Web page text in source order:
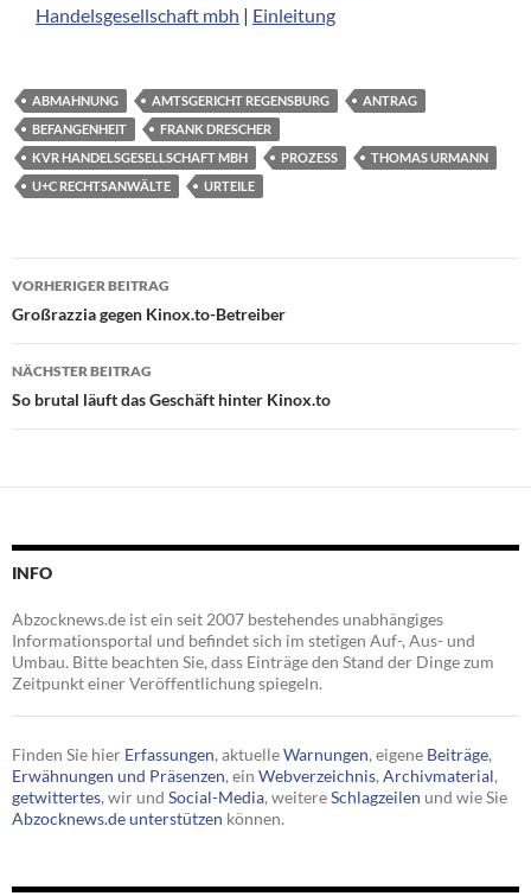
Handelsgesellschaft mbh | Einleitung
ABMAHNUNG AMTSGERICHT REGENSBURG
ANTRAG
BEFANGENHEIT
FRANK DRESCHER
KVR HANDELSGESELLSCHAFT MBH
PROZESS
THOMAS URMANN
U+C RECHTSANWÄLTE
URTEILE
Beitragsnavigation
VORHERIGER BEITRAG
Großrazzia gegen Kinox.to-Betreiber
NÄCHSTER BEITRAG
So brutal läuft das Geschäft hinter Kinox.to
INFO
Abzocknews.de ist ein seit 2007 bestehendes unabhängiges
Informationsportal und befindet sich im stetigen Auf-, Aus- und
Umbau. Bitte beachten Sie, dass Einträge den Stand der Dinge zum
Zeitpunkt einer Veröffentlichung spiegeln.
Finden Sie hier Erfassungen, aktuelleWarnungen, eigene Beiträge,
Erwähnungen und Präsenzen, ein Webverzeichnis, Archivmaterial,
getwittertes, wir und Social-Media, weitereSchlagzeilen und wie Sie
Abzocknews.de unterstützen können.